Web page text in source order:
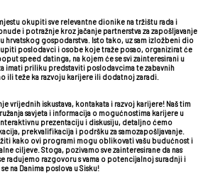
okupiti sve relevantne dionike na tržištu rada i
i potražnje kroz jačanje partnerstva za zapošljavanje
hrvatskog gospodarstva. Isto tako, uz sam izložbeni dio
poslodavci i osobe koje traže posao, organizirat će
speed datinga, na kojem će se svi zainteresirani u
imati priliku predstaviti poslodavcima te zabavnih
ili teže ka razvoju karijere ili dodatnoj zaradi.
vrijednih iskustava, kontakata i razvoj karijere! Naš tim
savjeta i informacija o mogućnostima karijere u
prezentaciju i diskusiju, detaljno ćemo
prekvalifikacija i podršku za samozapošljavanje.
kako ovi programi mogu oblikovati vašu budućnost i
ciljeve. Stoga, pozivamo sve zainteresirane da nas
radujemo razgovoru s vama o potencijalnoj suradnji i
na Danima poslova u Sisku!